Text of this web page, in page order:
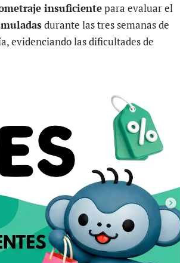
insuficientepara evaluar el
durante las tres semanas de
evidenciando las dificultades de